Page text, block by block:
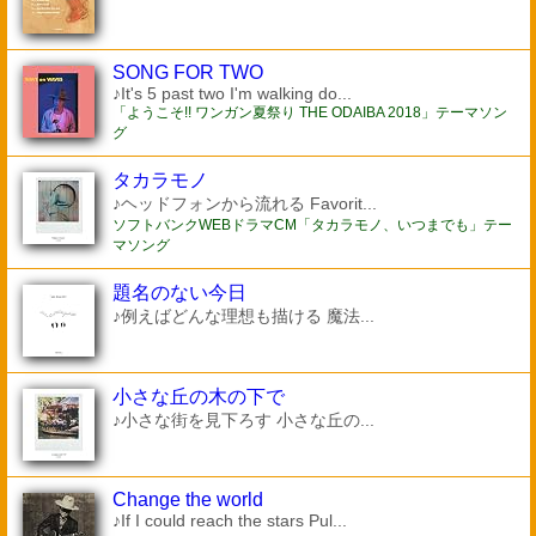
SONG FOR TWO
♪It's 5 past two I'm walking do...
「ようこそ!! ワンガン夏祭り THE ODAIBA 2018」テーマソン
グ
タカラモノ
♪ヘッドフォンから流れる Favorit...
ソフトバンクWEBドラマCM「タカラモノ、いつまでも」テー
マソング
題名のない今日
♪例えばどんな理想も描ける 魔法...
小さな丘の木の下で
♪小さな街を見下ろす 小さな丘の...
Change the world
♪If I could reach the stars Pul...